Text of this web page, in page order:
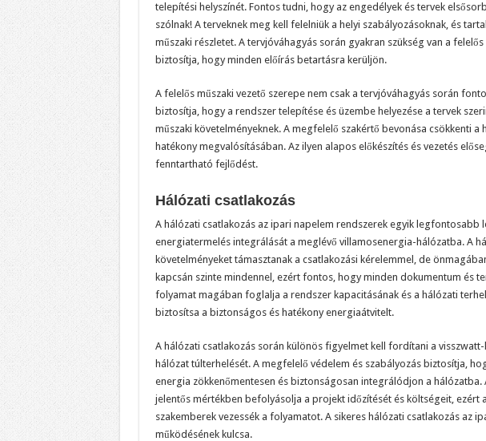
telepítési helyszínét. Fontos tudni, hogy az engedélyek és tervek
szólnak! A terveknek meg kell felelniük a helyi szabályozásoknak, és
műszaki részletet. A tervjóváhagyás során gyakran szükség van a
biztosítja, hogy minden előírás betartásra kerüljön.
A felelős műszaki vezető szerepe nem csak a tervjóváhagyás során
biztosítja, hogy a rendszer telepítése és üzembe helyezése a tervek
műszaki követelményeknek. A megfelelő szakértő bevonása csökkenti
hatékony megvalósításában. Az ilyen alapos előkészítés és vezetés
fenntartható fejlődést.
Hálózati csatlakozás
A hálózati csatlakozás az ipari napelem rendszerek egyik legfontosabb
energiatermelés integrálását a meglévő villamosenergia-hálózatba. A
követelményeket támasztanak a csatlakozási kérelemmel, de
kapcsán szinte mindennel, ezért fontos, hogy minden dokumentum és
folyamat magában foglalja a rendszer kapacitásának és a hálózati
biztosítsa a biztonságos és hatékony energiaátvitelt.
A hálózati csatlakozás során különös figyelmet kell fordítani a
hálózat túlterhelését. A megfelelő védelem és szabályozás biztosítja,
energia zökkenőmentesen és biztonságosan integrálódjon a hálózatba.
jelentős mértékben befolyásolja a projekt időzítését és költségeit, ezért
szakemberek vezessék a folyamatot. A sikeres hálózati csatlakozás az
működésének kulcsa.